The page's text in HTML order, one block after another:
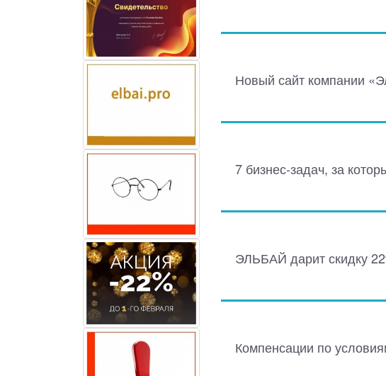
Новый сайт компании
7 бизнес-задач, за
ЭЛЬБАЙ дарит скидку
Компенсации по